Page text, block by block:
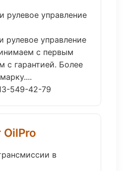
рулевое управление
рулевое управление
с первым
с гарантией. Более
549-42-79
OilPro
в